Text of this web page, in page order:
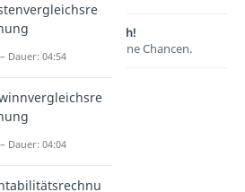
Lernen lohnt sich!
Entdecke hier deine Chancen.
Dauer: 04:54
Dauer: 04:04